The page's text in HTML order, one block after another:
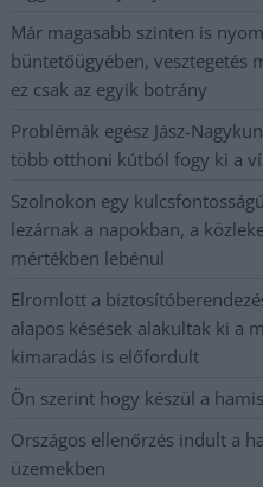
Már magasabb szinten is
büntetőügyében, vesztegetés
ez csak az egyik botrány
Problémák egész Jász-
több otthoni kútból fogy ki a
Szolnokon egy
lezárnak a napokban, a
mértékben lebénul
Elromlott a
alapos késések alakultak ki a
kimaradás is előfordult
Ön szerint hogy készül a
Országos ellenőrzés indult a
üzemekben